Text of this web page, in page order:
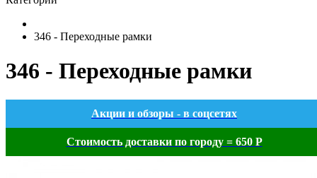
346 - Переходные рамки
346 - Переходные рамки
Акции и обзоры - в соцсетях
Стоимость доставки по городу = 650 Р